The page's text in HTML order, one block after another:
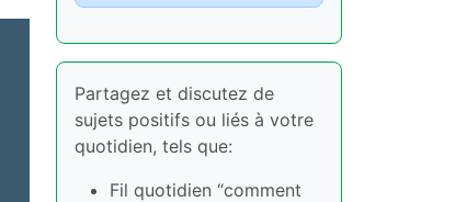
Partagez et discutez de
sujets positifs ou liés à votre
quotidien, tels que:
Fil quotidien “comment